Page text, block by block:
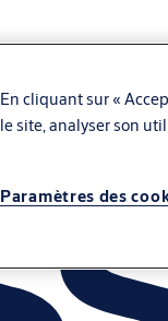
En cliquant sur «
le site, analyser son
Paramètres des